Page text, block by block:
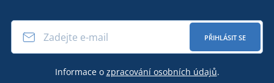
PŘIHLÁSIT SE
Informace o zpracování osobních údajů.